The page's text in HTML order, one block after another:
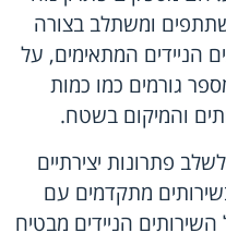
ומשתלב בצורה
הניידים המתאימים, על
גורמים כמו כמות
והמיקום בשטח.
פתרונות יצירתיים
מתקדמים עם
השירותים הניידים מבטיח